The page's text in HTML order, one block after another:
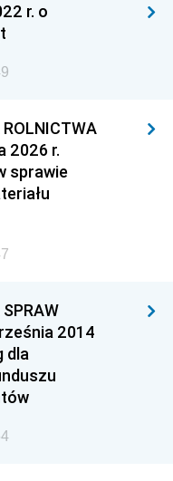
r. o
2026 r.
sprawie
2014
dla